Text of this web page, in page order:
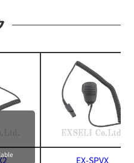
EX-SPVX